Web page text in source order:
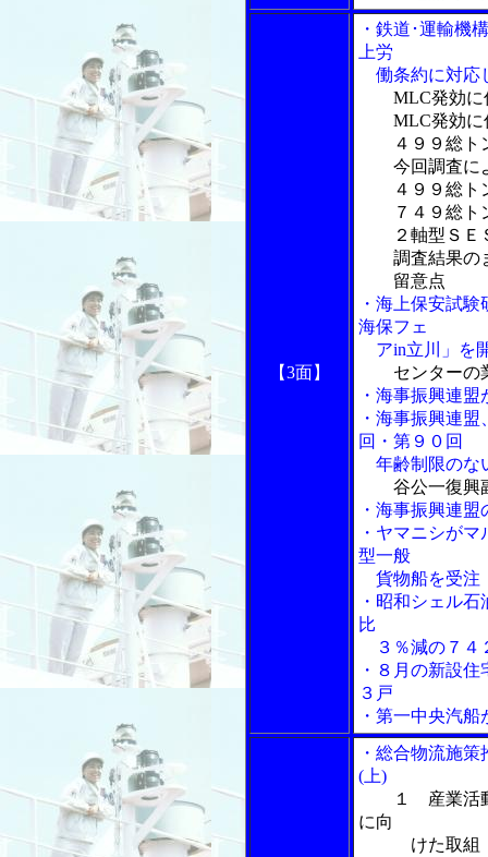
【3面】
・鉄道･運輸機
上労
働条約に対応
MLC発効に
MLC発効に伴
４９９総トン
今回調査によ
４９９総トン
７４９総トン
２軸型ＳＥ
調査結果の
留意点
・海上保安試
海保フェ
アin立川」を
センターの
・海事振興連
・海事振興連
回・第９０回
年齢制限のな
谷公一復興
・海事振興連
・ヤマニシが
型一般
貨物船を受注
・昭和シェル
比
３％減の７４
・８月の新設
３戸
・第一中央汽
・総合物流施
(上)
１ 産業活
に向
けた取組